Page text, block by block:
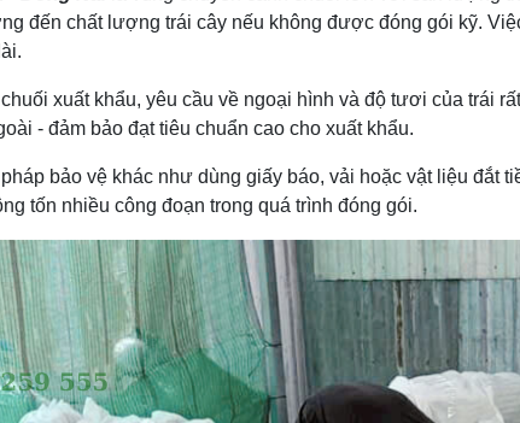
đến chất lượng trái cây nếu không được đóng gói kỹ.
xuất khẩu, yêu cầu về ngoại hình và độ tươi của trái
- đảm bảo đạt tiêu chuẩn cao cho xuất khẩu.
bảo vệ khác như dùng giấy báo, vải hoặc vật liệu đắt
tốn nhiều công đoạn trong quá trình đóng gói.